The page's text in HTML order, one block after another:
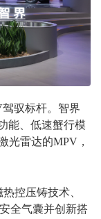
驭标杆。智界
能、低速蟹行模
光雷达的MPV，
控压铸技术、
全气囊并创新搭